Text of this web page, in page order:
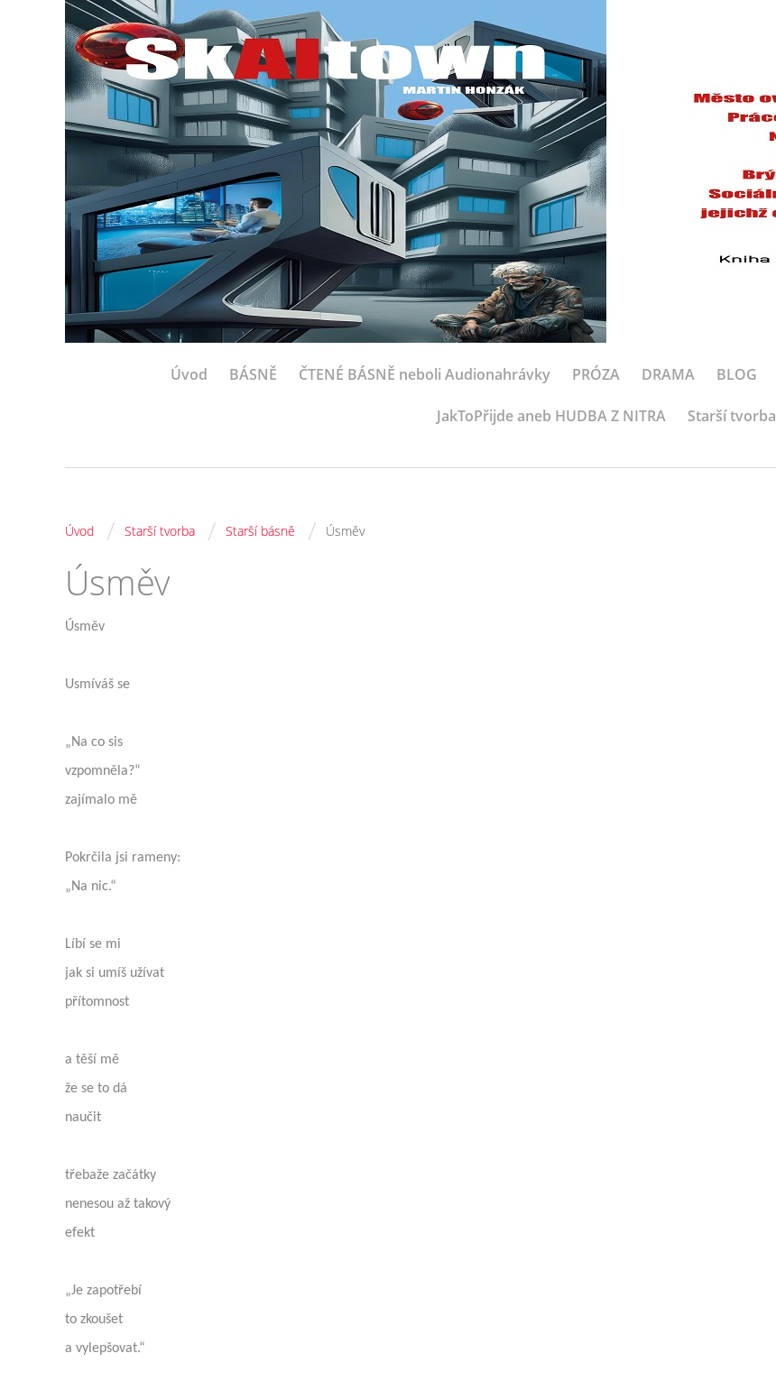
Úvod BÁSNĚ ČTENÉ BÁSNĚ neboli Audionahrávky PRÓZA DRAMA BLOG
JakToPřijde aneb HUDBA Z NITRA Starší tvorba
Úvod / Starší tvorba / Starší básně / Úsměv
Úsměv
Úsměv
Usmíváš se
„Na co sis
vzpomněla?“
zajímalo mě
Pokrčila jsi rameny:
„Na nic.“
Líbí se mi
jak si umíš užívat
přítomnost
a těší mě
že se to dá
naučit
třebaže začátky
nenesou až takový
efekt
„Je zapotřebí
to zkoušet
a vylepšovat.“